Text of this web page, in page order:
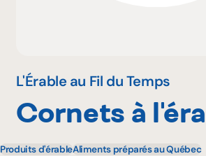
L'Érable au Fil du Temps
Cornets à
Produits d'érableAliments préparés au Québec